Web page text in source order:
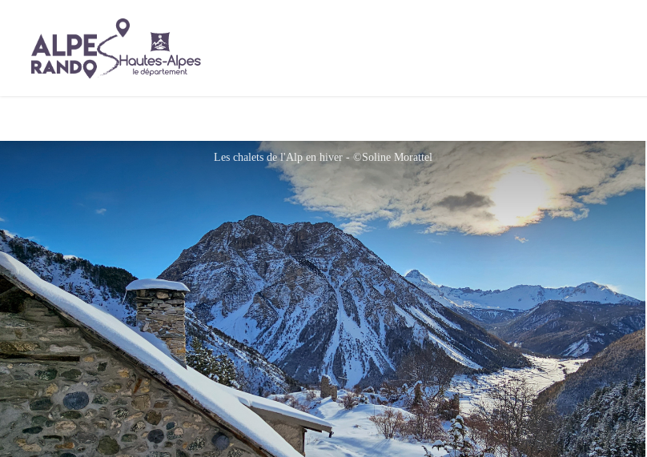
Les chalets de l'Alp en hiver - ©Soline Morattel